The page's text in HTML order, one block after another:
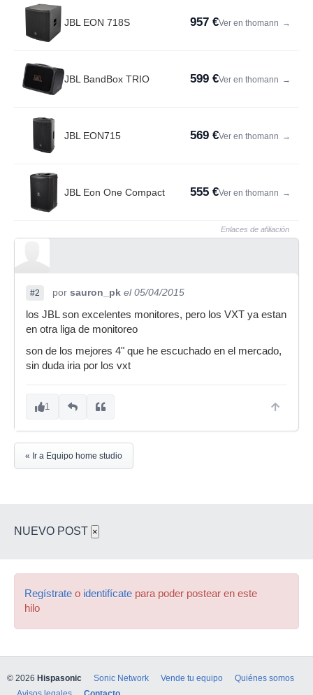
JBL EON 718S 957 €Ver en thomann →
JBL BandBox TRIO 599 €Ver en thomann →
JBL EON715 569 €Ver en thomann →
JBL Eon One Compact 555 €Ver en thomann →
Enlaces de afiliación
#2 por sauron_pk el 05/04/2015
los JBL son excelentes monitores, pero los VXT ya estan
en otra liga de monitoreo
son de los mejores 4" que he escuchado en el mercado,
sin duda iria por los vxt
1
« Ir a Equipo home studio
NUEVO POST ×
Regístrate o identifícate para poder postear en este
hilo
© 2026 Hispasonic Sonic Network Vende tu equipo
Quiénes somos